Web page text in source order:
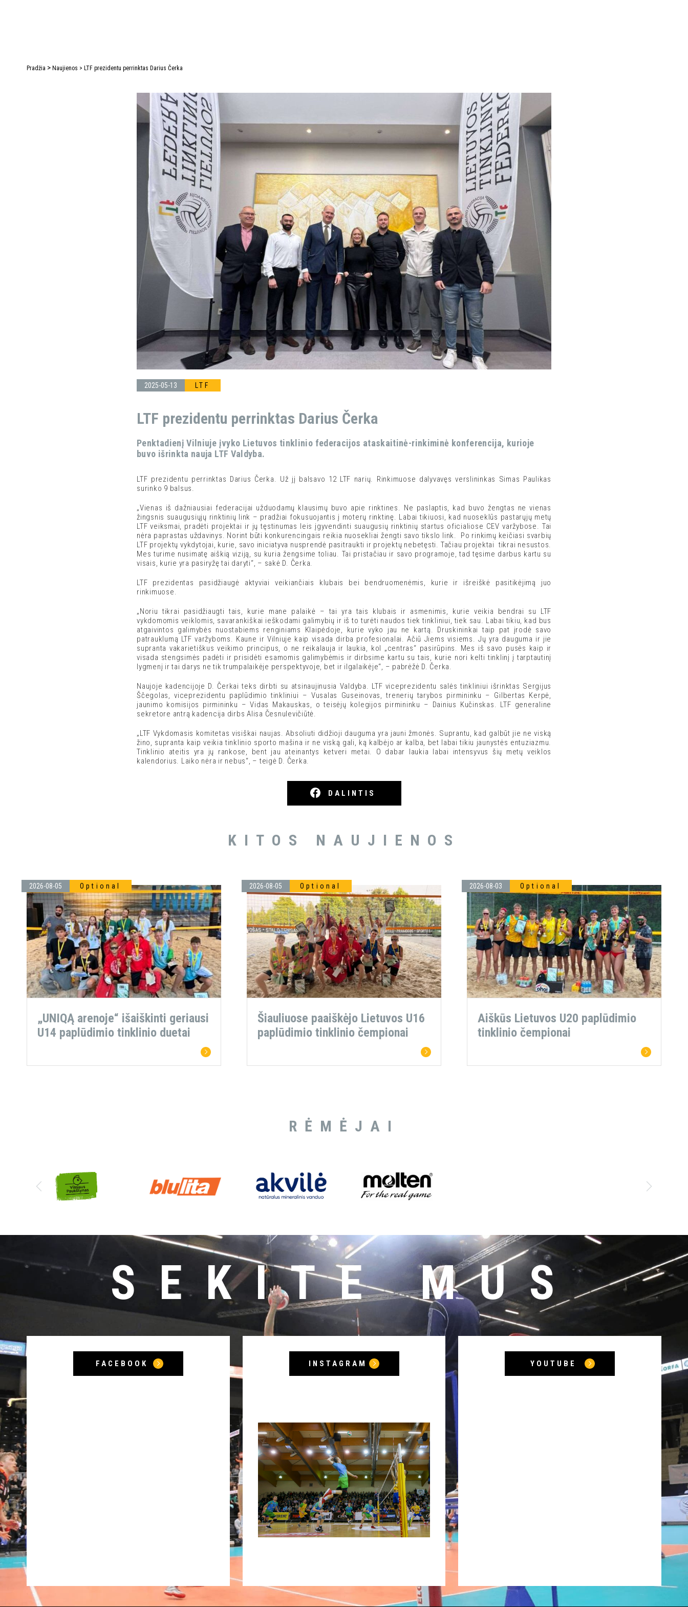
Pradžia > Naujienos > LTF prezidentu perrinktas Darius Čerka
2025-05-13 LTF
LTF prezidentu perrinktas Darius Čerka
Penktadienį Vilniuje įvyko Lietuvos tinklinio federacijos ataskaitinė-rinkiminė konferencija, kurioje
buvo išrinkta nauja LTF Valdyba.
LTF prezidentu perrinktas Darius Čerka. Už jį balsavo 12 LTF narių. Rinkimuose dalyvavęs verslininkas Simas Paulikas
surinko 9 balsus.
„Vienas iš dažniausiai federacijai užduodamų klausimų buvo apie rinktines. Ne paslaptis, kad buvo žengtas ne vienas
žingsnis suaugusiųjų rinktinių link – pradžiai fokusuojantis į moterų rinktinę. Labai tikiuosi, kad nuoseklūs pastarųjų metų
LTF veiksmai, pradėti projektai ir jų tęstinumas leis įgyvendinti suaugusių rinktinių startus oficialiose CEV varžybose. Tai
nėra paprastas uždavinys. Norint būti konkurencingais reikia nuosekliai žengti savo tikslo link. Po rinkimų keičiasi svarbių
LTF projektų vykdytojai, kurie, savo iniciatyva nusprendė pasitraukti ir projektų nebetęsti. Tačiau projektai tikrai nesustos.
Mes turime nusimatę aiškią viziją, su kuria žengsime toliau. Tai pristačiau ir savo programoje, tad tęsime darbus kartu su
visais, kurie yra pasiryžę tai daryti“, – sakė D. Čerka.
LTF prezidentas pasidžiaugė aktyviai veikiančiais klubais bei bendruomenėmis, kurie ir išreiškė pasitikėjimą juo
rinkimuose.
„Noriu tikrai pasidžiaugti tais, kurie mane palaikė – tai yra tais klubais ir asmenimis, kurie veikia bendrai su LTF
vykdomomis veiklomis, savarankiškai ieškodami galimybių ir iš to turėti naudos tiek tinkliniui, tiek sau. Labai tikiu, kad bus
atgaivintos galimybės nuostabiems renginiams Klaipėdoje, kurie vyko jau ne kartą. Druskininkai taip pat įrodė savo
patrauklumą LTF varžyboms. Kaune ir Vilniuje kaip visada dirba profesionalai. Ačiū Jiems visiems. Jų yra dauguma ir jie
supranta vakarietiškus veikimo principus, o ne reikalauja ir laukia, kol „centras“ pasirūpins. Mes iš savo pusės kaip ir
visada stengsimės padėti ir prisidėti esamomis galimybėmis ir dirbsime kartu su tais, kurie nori kelti tinklinį į tarptautinį
lygmenį ir tai darys ne tik trumpalaikėje perspektyvoje, bet ir ilgalaikėje“, – pabrėžė D. Čerka.
Naujoje kadencijoje D. Čerkai teks dirbti su atsinaujinusia Valdyba. LTF viceprezidentu salės tinkliniui išrinktas Sergijus
Ščegolas, viceprezidentu paplūdimio tinkliniui – Vusalas Guseinovas, trenerių tarybos pirmininku – Gilbertas Kerpė,
jaunimo komisijos pirmininku – Vidas Makauskas, o teisėjų kolegijos pirmininku – Dainius Kučinskas. LTF generaline
sekretore antrą kadencija dirbs Alisa Česnulevičiūtė.
„LTF Vykdomasis komitetas visiškai naujas. Absoliuti didžioji dauguma yra jauni žmonės. Suprantu, kad galbūt jie ne viską
žino, supranta kaip veikia tinklinio sporto mašina ir ne viską gali, ką kalbėjo ar kalba, bet labai tikiu jaunystės entuziazmu.
Tinklinio ateitis yra jų rankose, bent jau ateinantys ketveri metai. O dabar laukia labai intensyvus šių metų veiklos
kalendorius. Laiko nėra ir nebus“, – teigė D. Čerka.
DALINTIS
KITOS NAUJIENOS
2026-08-05 Optional
„UNIQĄ arenoje“ išaiškinti geriausi
U14 paplūdimio tinklinio duetai
2026-08-05 Optional
Šiauliuose paaiškėjo Lietuvos U16
paplūdimio tinklinio čempionai
2026-08-03 Optional
Aiškūs Lietuvos U20 paplūdimio
tinklinio čempionai
RĖMĖJAI
SEKITE MUS
FACEBOOK INSTAGRAM YOUTUBE